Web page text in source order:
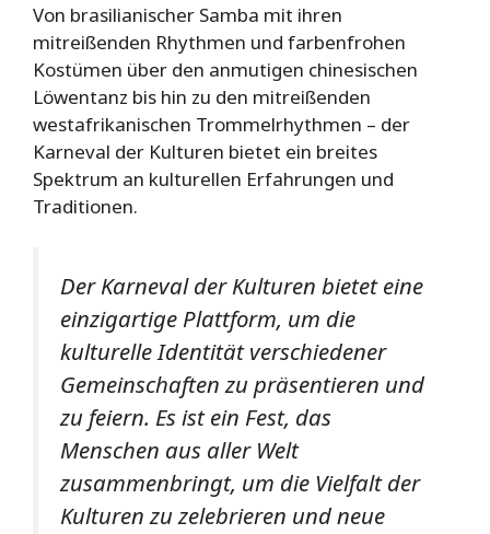
Von brasilianischer Samba mit ihren
mitreißenden Rhythmen und farbenfrohen
Kostümen über den anmutigen chinesischen
Löwentanz bis hin zu den mitreißenden
westafrikanischen Trommelrhythmen – der
Karneval der Kulturen bietet ein breites
Spektrum an kulturellen Erfahrungen und
Traditionen.
Der Karneval der Kulturen bietet eine
einzigartige Plattform, um die
kulturelle Identität verschiedener
Gemeinschaften zu präsentieren und
zu feiern. Es ist ein Fest, das
Menschen aus aller Welt
zusammenbringt, um die Vielfalt der
Kulturen zu zelebrieren und neue